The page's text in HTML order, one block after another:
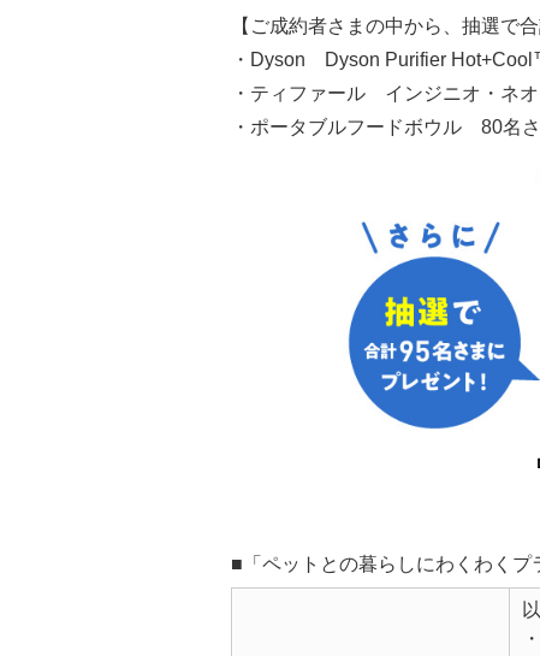
【ご成約者さまの中から、抽選で
・Dyson Dyson Purifier
・ティファール インジニオ・ネ
・ポータブルフードボウル 80名さ
■「ペットとの暮らしにわくわく